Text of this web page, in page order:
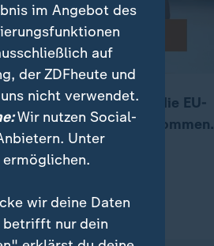
hat Österreich die EU-
sechs Monate übernommen.
im Angebot des
auf
der ZDFheute und
nicht verwendet.
Wir nutzen Social-
Unter
ermöglichen.
wir deine Daten
betrifft nur dein